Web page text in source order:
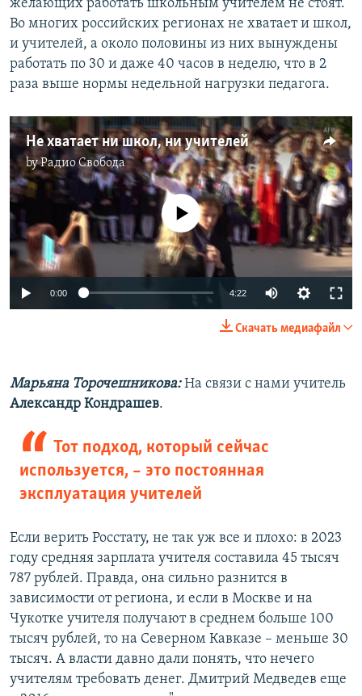
желающих работать школьным учителем не стоят.
Во многих российских регионах не хватает и школ,
и учителей, а около половины из них вынуждены
работать по 30 и даже 40 часов в неделю, что в 2
раза выше нормы недельной нагрузки педагога.
Не хватает ни школ, ни учителей
byРадио Свобода
720p
No media source currently available
0:00 4:22
Скачать медиафайл
Марьяна Торочешникова:На связи с нами учитель
Александр Кондрашев.
Тот подход, который сейчас
используется, – это постоянная
эксплуатация учителей
Если верить Росстату, не так уж все и плохо: в 2023
году средняя зарплата учителя составила 45 тысяч
787 рублей. Правда, она сильно разнится в
зависимости от региона, и если в Москве и на
Чукотке учителя получают в среднем больше 100
тысяч рублей, то на Северном Кавказе – меньше 30
тысяч. А власти давно дали понять, что нечего
учителям требовать денег. Дмитрий Медведев еще